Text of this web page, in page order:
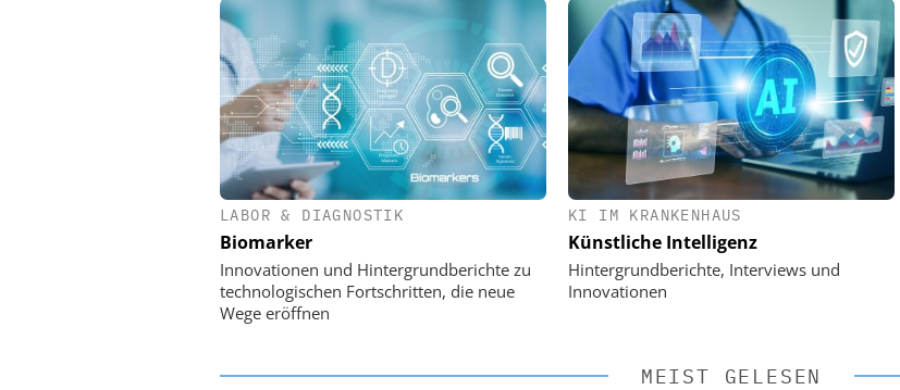
LABOR & DIAGNOSTIK
Biomarker
Innovationen und Hintergrundberichte zu
technologischen Fortschritten, die neue
Wege eröffnen
KI IM KRANKENHAUS
Künstliche Intelligenz
Hintergrundberichte, Interviews und
Innovationen
EASY SOFTWARE AG
Personalmanagement: Von digitaler
Ordnung zur KI-fähigen Steuerung
EASY SOFTWARE AG
Digitalisierung im
Personalmanagement: Von digitaler
Ordnung zur KI-fähigen Steuerung
MEIST GELESEN